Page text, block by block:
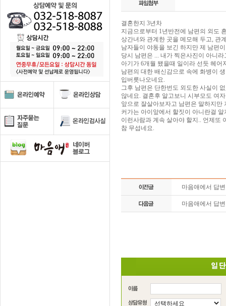
결혼한지 3년차
지금으로부터 1년반전에 남편의 외도
상간녀와 관계한 곳을 메모해 두고, 관
남자들이 야동을 보긴 하지만 제 남편
당시 남편은 ... 내가 찍은사진이 아니
아기가 6개월 됐을때 일이라 선듯 헤
남편의 대한 배신감으로 속에 화병이
입버릇나오네요.
그후 남편은 단한번도 외도한 사실이
않네요. 결혼후 알고보니 시부모도 여
앞으로 잘살아보자고 남편은 말하지
커가는 아이앞에서 할짓이 아니란걸
이런사람과 계속 살아야 할지.. 언제또
참 무섭네요.
마음애에서 답
마음애에서 답